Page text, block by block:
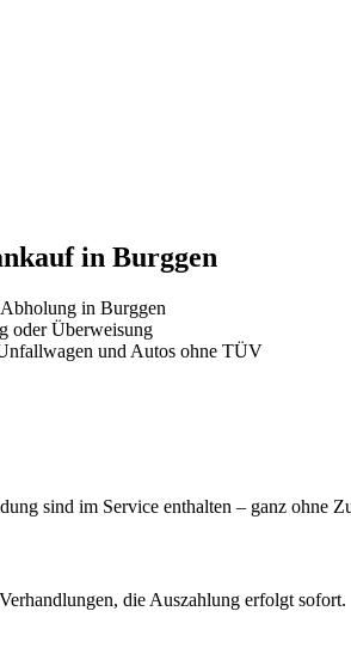
in Burggen
in Burggen
oder Überweisung
und Autos ohne TÜV
sind im Service enthalten – ganz ohne
die Auszahlung erfolgt sofort.